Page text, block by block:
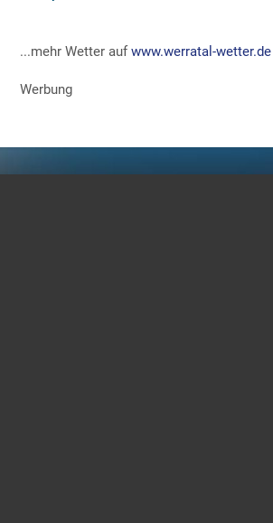
...mehr Wetter aufwww.werratal-wetter.de
Werbung